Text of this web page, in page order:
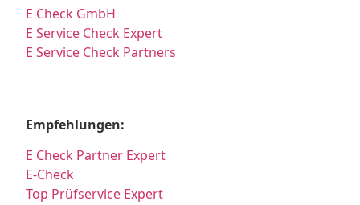
E Check GmbH
E Service Check Expert
E Service Check Partners
Empfehlungen:
E Check Partner Expert
E-Check
Top Prüfservice Expert